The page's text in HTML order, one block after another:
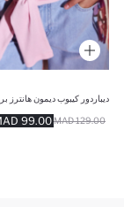
99.00 MAD 129.00 MAD